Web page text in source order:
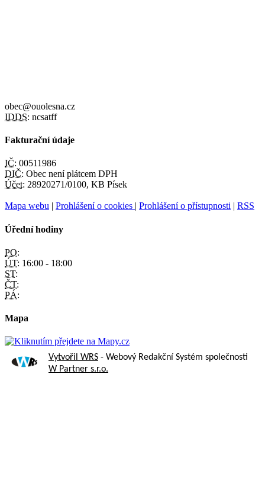
obec@ouolesna.cz
IDDS: ncsatff
Fakturační údaje
IČ: 00511986
DIČ: Obec není plátcem DPH
Účet: 28920271/0100, KB Písek
Mapa webu | Prohlášení o cookies | Prohlášení o přístupnosti | RSS
Úřední hodiny
PO:
ÚT: 16:00 - 18:00
ST:
ČT:
PÁ:
Mapa
Vytvořil WRS - Webový Redakční Systém společnosti
W Partner s.r.o.